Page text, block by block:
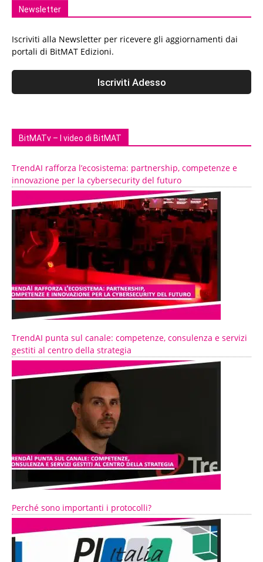
Newsletter
Iscriviti alla Newsletter per ricevere gli aggiornamenti dai
portali di BitMAT Edizioni.
BitMATv – I video di BitMAT
TrendAI rafforza l’ecosistema: partnership, competenze e
innovazione per la cybersecurity del futuro
TrendAI punta sul canale: competenze, consulenza e servizi
gestiti al centro della strategia
Perché sono importanti i protocolli?